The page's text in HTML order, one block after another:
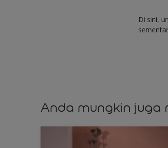
Di sini,
Anda mungkin juga